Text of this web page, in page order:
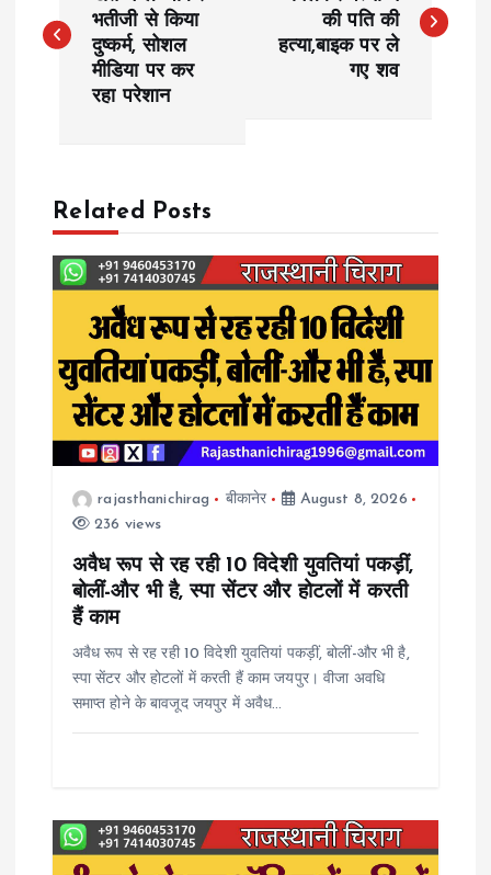
s
a
v
g
a
भतीजी से किया
दुष्कर्म, सोशल
मीडिया पर कर
रहा परेशान
की पति की
हत्या,बाइक पर ले
गए शव
Related Posts
rajasthanichirag बीकानेर
August 8, 2026
236 views
अवैध रूप से रह रही 10 विदेशी युवतियां पकड़ीं,
बोलीं-और भी है, स्पा सेंटर और होटलों में करती
हैं काम
अवैध रूप से रह रही 10 विदेशी युवतियां पकड़ीं, बोलीं-और भी है,
स्पा सेंटर और होटलों में करती हैं काम जयपुर। वीजा अवधि
समाप्त होने के बावजूद जयपुर में अवैध…